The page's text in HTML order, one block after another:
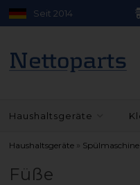
Seit 2014
Haushaltsgeräte
Haushaltsgeräte » Spülmaschine
Füße